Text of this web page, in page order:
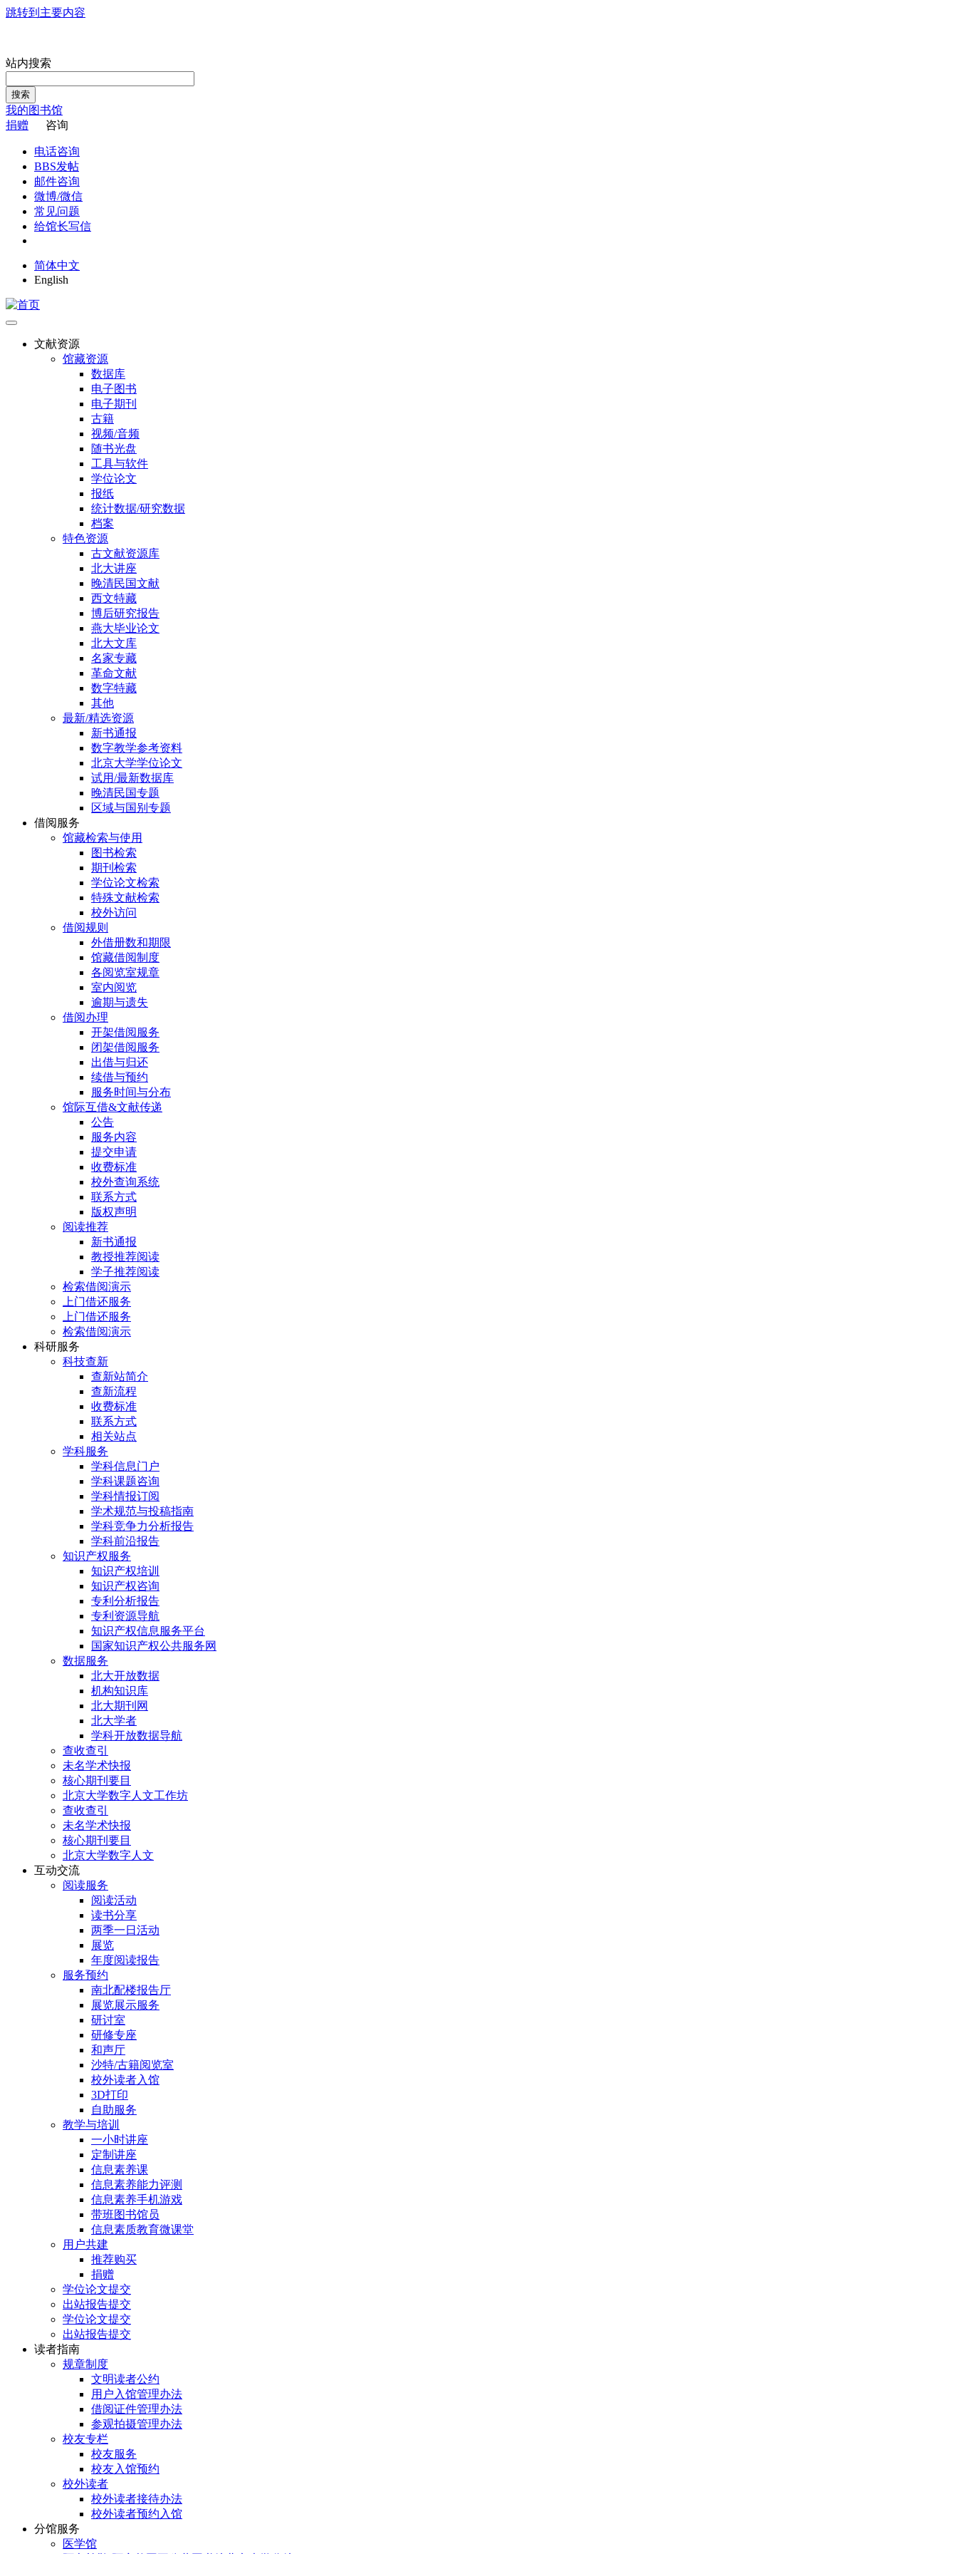
跳转到主要内容
站内搜索
搜索
我的图书馆
捐赠
咨询
电话咨询
BBS发帖
邮件咨询
微博/微信
常见问题
给馆长写信
简体中文
English
文献资源
馆藏资源
数据库
电子图书
电子期刊
古籍
视频/音频
随书光盘
工具与软件
学位论文
报纸
统计数据/研究数据
档案
特色资源
古文献资源库
北大讲座
晚清民国文献
西文特藏
博后研究报告
燕大毕业论文
北大文库
名家专藏
革命文献
数字特藏
其他
最新/精选资源
新书通报
数字教学参考资料
北京大学学位论文
试用/最新数据库
晚清民国专题
区域与国别专题
借阅服务
馆藏检索与使用
图书检索
期刊检索
学位论文检索
特殊文献检索
校外访问
借阅规则
外借册数和期限
馆藏借阅制度
各阅览室规章
室内阅览
逾期与遗失
借阅办理
开架借阅服务
闭架借阅服务
出借与归还
续借与预约
服务时间与分布
馆际互借&文献传递
公告
服务内容
提交申请
收费标准
校外查询系统
联系方式
版权声明
阅读推荐
新书通报
教授推荐阅读
学子推荐阅读
检索借阅演示
上门借还服务
上门借还服务
检索借阅演示
科研服务
科技查新
查新站简介
查新流程
收费标准
联系方式
相关站点
学科服务
学科信息门户
学科课题咨询
学科情报订阅
学术规范与投稿指南
学科竞争力分析报告
学科前沿报告
知识产权服务
知识产权培训
知识产权咨询
专利分析报告
专利资源导航
知识产权信息服务平台
国家知识产权公共服务网
数据服务
北大开放数据
机构知识库
北大期刊网
北大学者
学科开放数据导航
查收查引
未名学术快报
核心期刊要目
北京大学数字人文工作坊
查收查引
未名学术快报
核心期刊要目
北京大学数字人文
互动交流
阅读服务
阅读活动
读书分享
两季一日活动
展览
年度阅读报告
服务预约
南北配楼报告厅
展览展示服务
研讨室
研修专座
和声厅
沙特/古籍阅览室
校外读者入馆
3D打印
自助服务
教学与培训
一小时讲座
定制讲座
信息素养课
信息素养能力评测
信息素养手机游戏
带班图书馆员
信息素质教育微课堂
用户共建
推荐购买
捐赠
学位论文提交
出站报告提交
学位论文提交
出站报告提交
读者指南
规章制度
文明读者公约
用户入馆管理办法
借阅证件管理办法
参观拍摄管理办法
校友专栏
校友服务
校友入馆预约
校外读者
校外读者接待办法
校外读者预约入馆
分馆服务
医学馆